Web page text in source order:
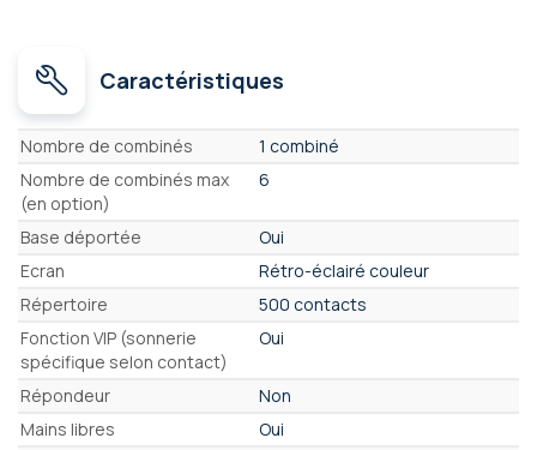
Caractéristiques
Caractéristiques
Nombre de combinés
1 combiné
Nombre de combinés max
(en option)
6
Base déportée
Oui
Ecran
Rétro-éclairé couleur
Répertoire
500 contacts
Fonction VIP (sonnerie
spécifique selon contact)
Oui
Répondeur
Non
Mains libres
Oui